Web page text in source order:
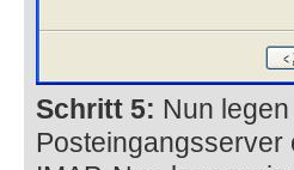
Schritt 5: Nun
Posteingangsserver